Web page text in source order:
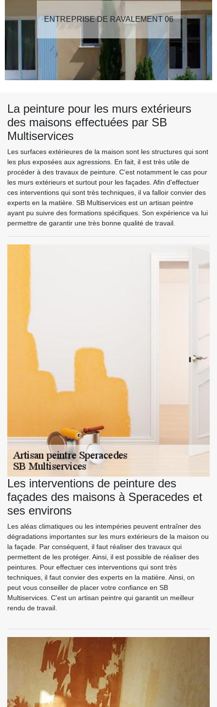
ENTREPRISE DE RAVALEMENT 06
La peinture pour les murs extérieurs
des maisons effectuées par SB
Multiservices
Les surfaces extérieures de la maison sont les structures qui sont
les plus exposées aux agressions. En fait, il est très utile de
procéder à des travaux de peinture. C'est notamment le cas pour
les murs extérieurs et surtout pour les façades. Afin d'effectuer
ces interventions qui sont très techniques, il va falloir convier des
experts en la matière. SB Multiservices est un artisan peintre
ayant pu suivre des formations spécifiques. Son expérience va lui
permettre de garantir une très bonne qualité de travail.
Les interventions de peinture des
façades des maisons à Speracedes et
ses environs
Les aléas climatiques ou les intempéries peuvent entraîner des
dégradations importantes sur les murs extérieurs de la maison ou
la façade. Par conséquent, il faut réaliser des travaux qui
permettent de les protéger. Ainsi, il est possible de réaliser des
peintures. Pour effectuer ces interventions qui sont très
techniques, il faut convier des experts en la matière. Ainsi, on
peut vous conseiller de placer votre confiance en SB
Multiservices. C'est un artisan peintre qui garantit un meilleur
rendu de travail.